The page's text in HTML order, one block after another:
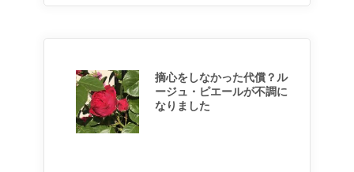
摘心をしなかった代償？ル
ージュ・ピエールが不調に
なりました